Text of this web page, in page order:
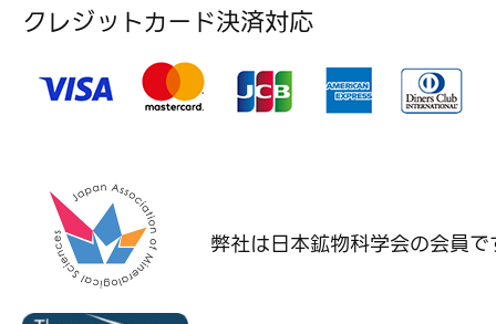
クレジットカード決済対応
弊社は日本鉱物科学会の会員で